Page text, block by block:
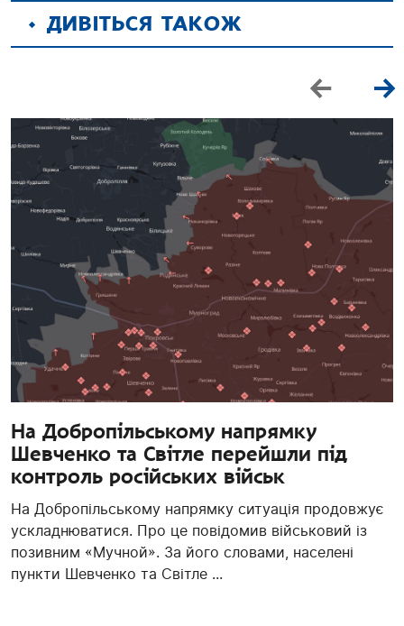
ДИВІТЬСЯ ТАКОЖ
На Добропільському напрямку
Шевченко та Світле перейшли під
контроль російських військ
На Добропільському напрямку ситуація продовжує
ускладнюватися. Про це повідомив військовий із
позивним «Мучной». За його словами, населені
пункти Шевченко та Світле ...